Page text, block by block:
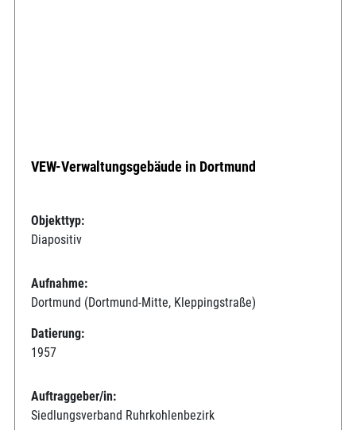
VEW-Verwaltungsgebäude in Dortmund
Objekttyp:
Diapositiv
Aufnahme:
Dortmund (Dortmund-Mitte, Kleppingstraße)
Datierung:
1957
Auftraggeber/in:
Siedlungsverband Ruhrkohlenbezirk